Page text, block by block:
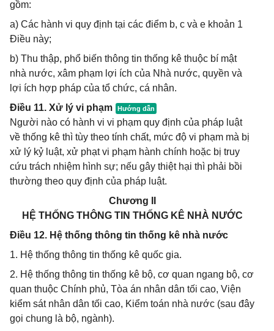
gồm:
a) Các hành vi quy định tại các điểm b, c và e khoản 1
Điều này;
b) Thu thập, phổ biến thông tin thống kê thuộc bí mật
nhà nước, xâm phạm lợi ích của Nhà nước, quyền và
lợi ích hợp pháp của tổ chức, cá nhân.
Điều 11. Xử lý vi phạm
Người nào có hành vi vi phạm quy định của pháp luật
về thống kê thì tùy theo tính chất, mức độ vi phạm mà bị
xử lý kỷ luật, xử phạt vi phạm hành chính hoặc bị truy
cứu trách nhiệm hình sự; nếu gây thiệt hại thì phải bồi
thường theo quy định của pháp luật.
Chương II
HỆ THỐNG THÔNG TIN THỐNG KÊ NHÀ NƯỚC
Điều 12. Hệ thống thông tin thống kê nhà nước
1. Hệ thống thông tin thống kê quốc gia.
2. Hệ thống thông tin thống kê bộ, cơ quan ngang bộ, cơ
quan thuộc Chính phủ, Tòa án nhân dân tối cao, Viện
kiểm sát nhân dân tối cao, Kiểm toán nhà nước (sau đây
gọi chung là bộ, ngành).